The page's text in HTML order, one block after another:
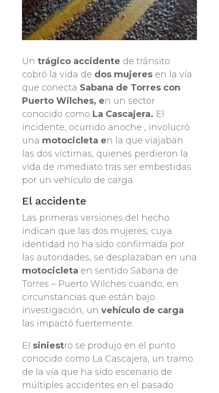
Un trágico accidente de tránsito
cobró la vida de dos mujeresen la vía
que conecta Sabana de Torres con
Puerto Wilches, en un sector
conocido como La Cascajera. El
incidente, ocurrido anoche , involucró
una motocicleta en la que viajaban
las dos víctimas, quienes perdieron la
vida de inmediato tras ser embestidas
por un vehículo de carga.
El accidente
Las primeras versiones del hecho
indican que las dos mujeres, cuya
identidad no ha sido confirmada por
las autoridades, se desplazaban en una
motocicleta en sentido Sabana de
Torres – Puerto Wilches cuando, en
circunstancias que están bajo
investigación, un vehículo de carga
las impactó fuertemente.
El siniestro se produjo en el punto
conocido como La Cascajera, un tramo
de la vía que ha sido escenario de
múltiples accidentes en el pasado